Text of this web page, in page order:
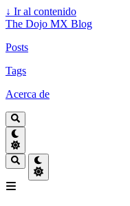
↓ Ir al contenido
The Dojo MX Blog
Posts
Tags
Acerca de